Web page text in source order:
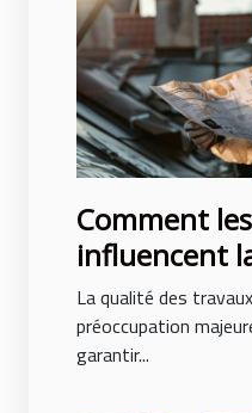
Comment
influencent
travaux de
La qualité des
préoccupation
garantir...